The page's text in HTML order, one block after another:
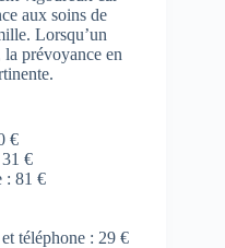
aux soins de
Lorsqu’un
prévoyance en
€
€
: 81 €
téléphone : 29 €